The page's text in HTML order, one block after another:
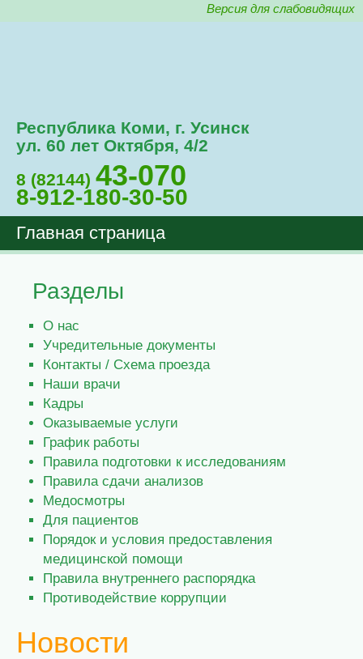
Версия для слабовидящих
Республика Коми, г. Усинск
ул. 60 лет Октября, 4/2
8 (82144) 43-070
8-912-180-30-50
Главная страница
Разделы
О нас
Учредительные документы
Контакты / Схема проезда
Наши врачи
Кадры
Оказываемые услуги
График работы
Правила подготовки к исследованиям
Правила сдачи анализов
Медосмотры
Для пациентов
Порядок и условия предоставления
медицинской помощи
Правила внутреннего распорядка
Противодействие коррупции
Новости